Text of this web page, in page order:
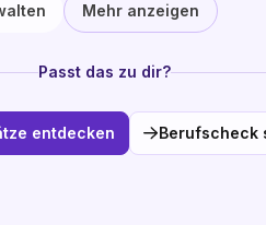
Mehr anzeigen
Passt das zu dir?
entdecken Berufscheck